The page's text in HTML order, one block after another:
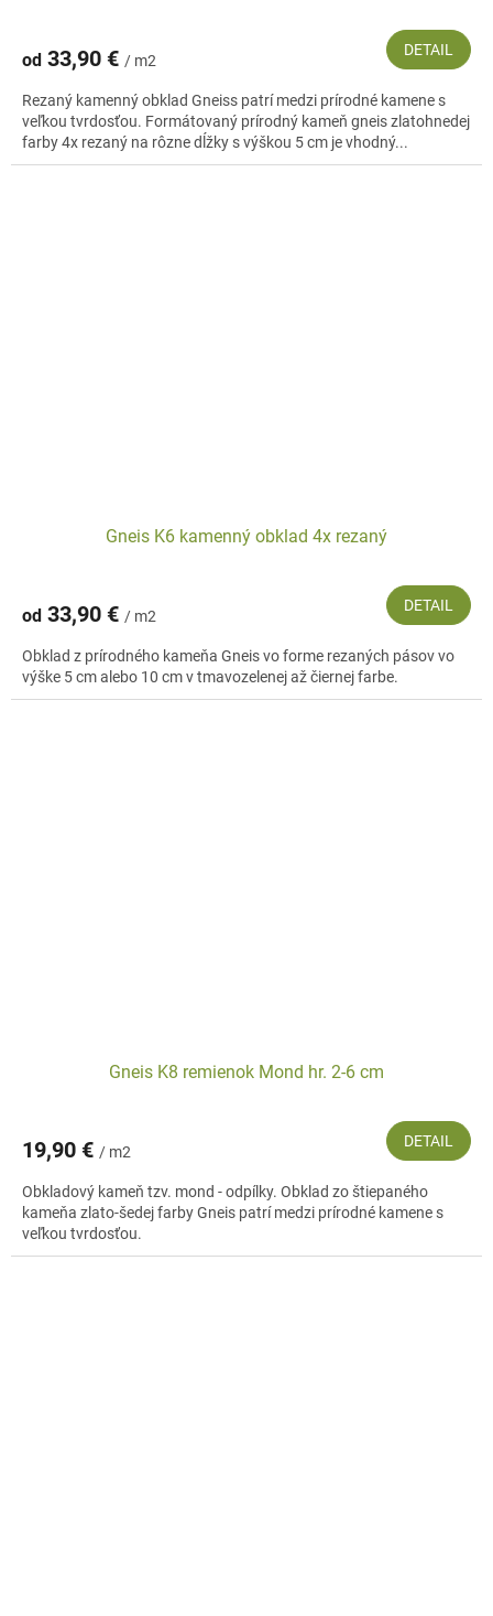
od 33,90 € / m2
DETAIL
Rezaný kamenný obklad Gneiss patrí medzi prírodné kamene s
veľkou tvrdosťou. Formátovaný prírodný kameň gneis zlatohnedej
farby 4x rezaný na rôzne dĺžky s výškou 5 cm je vhodný...
Gneis K6 kamenný obklad 4x rezaný
od 33,90 € / m2
DETAIL
Obklad z prírodného kameňa Gneis vo forme rezaných pásov vo
výške 5 cm alebo 10 cm v tmavozelenej až čiernej farbe.
Gneis K8 remienok Mond hr. 2-6 cm
19,90 € / m2
DETAIL
Obkladový kameň tzv. mond - odpílky. Obklad zo štiepaného
kameňa zlato-šedej farby Gneis patrí medzi prírodné kamene s
veľkou tvrdosťou.